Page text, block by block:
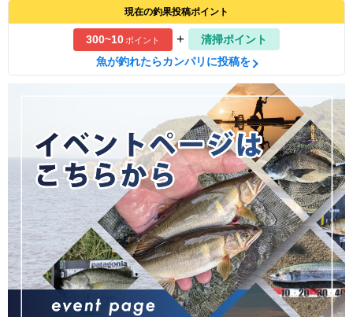
現在の釣果投稿ポイント
300~10ポイント +
清掃ポイント
魚が釣れたらカンパリに投稿を